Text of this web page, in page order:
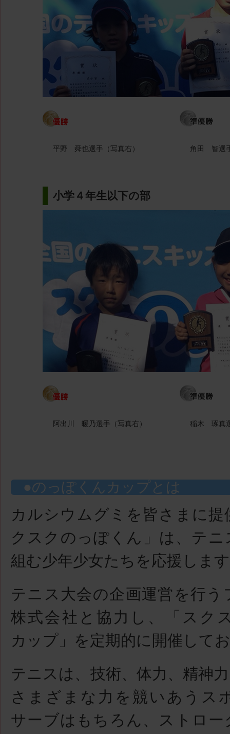
平野 舜也選手（写真右） 角田 智選
小学４年生以下の部
阿出川 暖乃選手（写真右） 稲木 琢真
のっぽくんカップとは
カルシウムグミを皆さまに
クスクのっぽくん」は、テ
組む少年少女たちを応援しま
テニス大会の企画運営を行う
株式会社と協力し、「スク
カップ」を定期的に開催して
テニスは、技術、体力、精神
さまざまな力を競いあうス
サーブはもちろん、ストロー